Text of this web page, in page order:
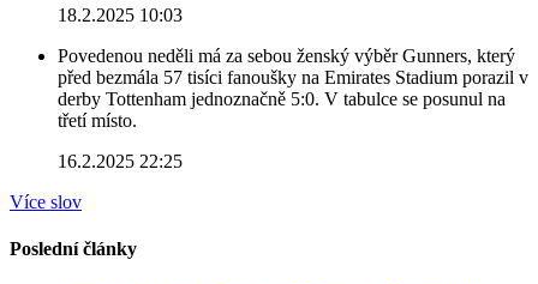
18.2.2025 10:03
Povedenou neděli má za sebou ženský výběr Gunners, který
před bezmála 57 tisíci fanoušky na Emirates Stadium porazil v
derby Tottenham jednoznačně 5:0. V tabulce se posunul na
třetí místo.
16.2.2025 22:25
Více slov
Poslední články